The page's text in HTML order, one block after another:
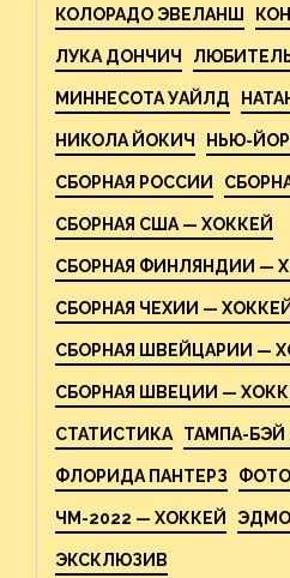
КОЛОРАДО ЭВЕЛАНШ
ЛУКА ДОНЧИЧ
МИННЕСОТА УАЙЛД
НИКОЛА ЙОКИЧ НЬЮ-
СБОРНАЯ РОССИИ
СБОРНАЯ США — ХОККЕЙ
СБОРНАЯ ФИНЛЯНДИИ —
СБОРНАЯ ЧЕХИИ — ХОККЕЙ
СБОРНАЯ ШВЕЙЦАРИИ —
СБОРНАЯ ШВЕЦИИ —
СТАТИСТИКА ТАМПА-БЭЙ
ФЛОРИДА ПАНТЕРЗ ФОТО
ЧМ-2022 — ХОККЕЙ
ЭКСКЛЮЗИВ